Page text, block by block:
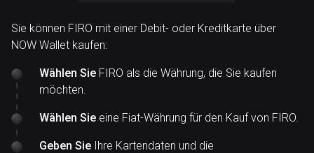
Sie können FIRO mit einer Debit- oder Kreditkarte über
NOW Wallet kaufen:
Wählen Sie FIRO als die Währung, die Sie kaufen
möchten.
Wählen Sie eine Fiat-Währung für den Kauf von FIRO.
Geben Sie Ihre Kartendaten und die